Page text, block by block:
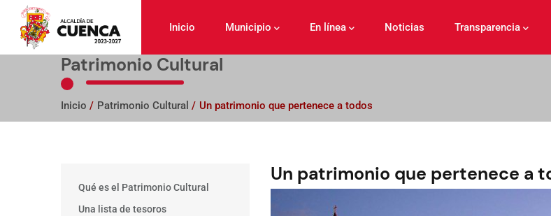
contenido
principal
Inicio Municipio En línea Noticias Transparencia
Patrimonio Cultural
Inicio / Patrimonio Cultural / Un patrimonio que pertenece a todos
Un patrimonio que pertenece a
Main
Qué es el Patrimonio Cultural
Una lista de tesoros